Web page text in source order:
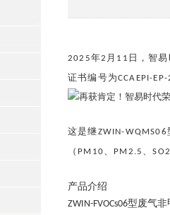
2025年2月11日，智易
证书编号为CCAEPI-
这是继ZWIN-
（PM10、PM2.5、
产品介绍
ZWIN-FVOCs06型废气